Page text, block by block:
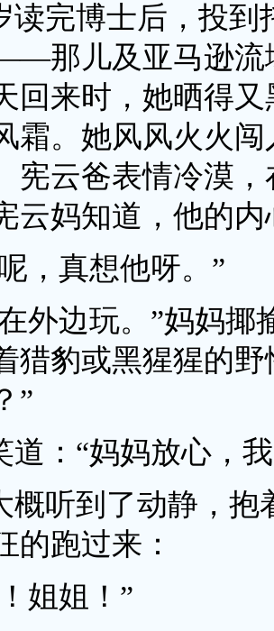
读完博士后，投
那儿及亚马逊流
回来时，她晒得
霜。她风风火火
宪云爸表情冷漠
云妈知道，他的
，真想他呀。”
外边玩。”妈妈揶
猎豹或黑猩猩的
”
道：“妈妈放心，
概听到了动静，
的跑过来：
姐姐！”